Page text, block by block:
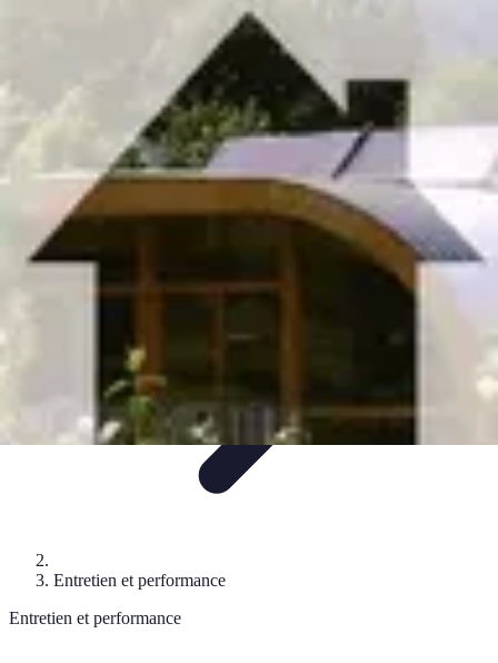
Conseils d'achatChoix de matériel
Entretien et Maintenance
Materiel Tracteur
Entretien et performance
Entretien et performance